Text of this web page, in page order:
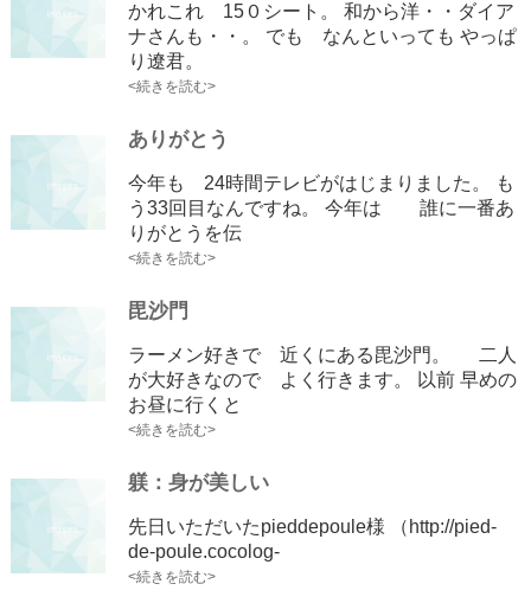
かれこれ 15０シート。 和から洋・・ダイア
ナさんも・・。 でも なんといっても やっぱ
り遼君。
<続きを読む>
ありがとう
今年も 24時間テレビがはじまりました。 も
う33回目なんですね。 今年は 誰に一番あ
りがとうを伝
<続きを読む>
毘沙門
ラーメン好きで 近くにある毘沙門。 二人
が大好きなので よく行きます。 以前 早めの
お昼に行くと
<続きを読む>
躾：身が美しい
先日いただいたpieddepoule様 （http://pied-
de-poule.cocolog-
<続きを読む>